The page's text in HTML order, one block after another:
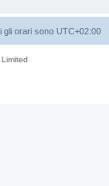
gli orari sono UTC+02:00